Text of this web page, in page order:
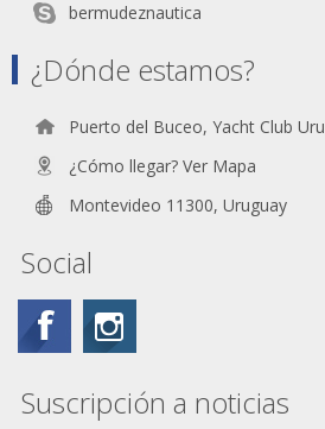
bermudeznautica
¿Dónde estamos?
Puerto del Buceo, Yacht Club
¿Cómo llegar? Ver Mapa
Montevideo 11300, Uruguay
Social
Suscripción a noticias